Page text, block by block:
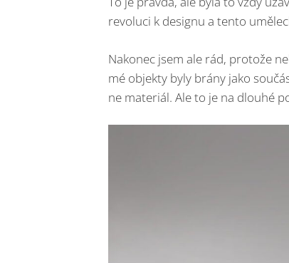
revoluci k designu a tento
Nakonec jsem ale rád, protože
mé objekty byly brány jako
ne materiál. Ale to je na dlouhé